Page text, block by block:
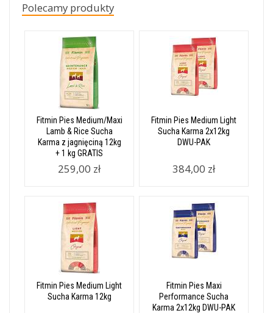
Polecamy produkty
Fitmin Pies Medium/Maxi
Lamb & Rice Sucha
Karma z jagnięciną 12kg
+ 1 kg GRATIS
259,00 zł
Fitmin Pies Medium Light
Sucha Karma 2x12kg
DWU-PAK
384,00 zł
Fitmin Pies Medium Light
Sucha Karma 12kg
Fitmin Pies Maxi
Performance Sucha
Karma 2x12kg DWU-PAK